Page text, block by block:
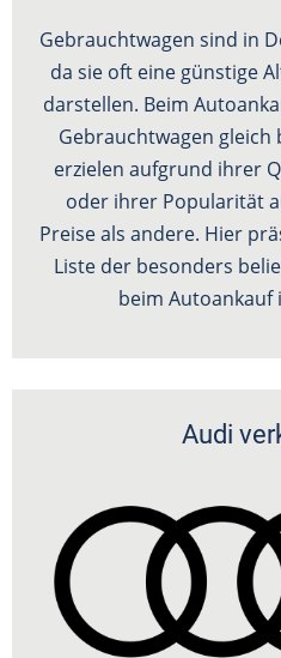
Gebrauchtwagen sind in
da sie oft eine günstige
darstellen. Beim
Gebrauchtwagen gleich
erzielen aufgrund ihrer
oder ihrer Popularität
Preise als andere. Hier
Liste der besonders
beim Autoankauf
Audi